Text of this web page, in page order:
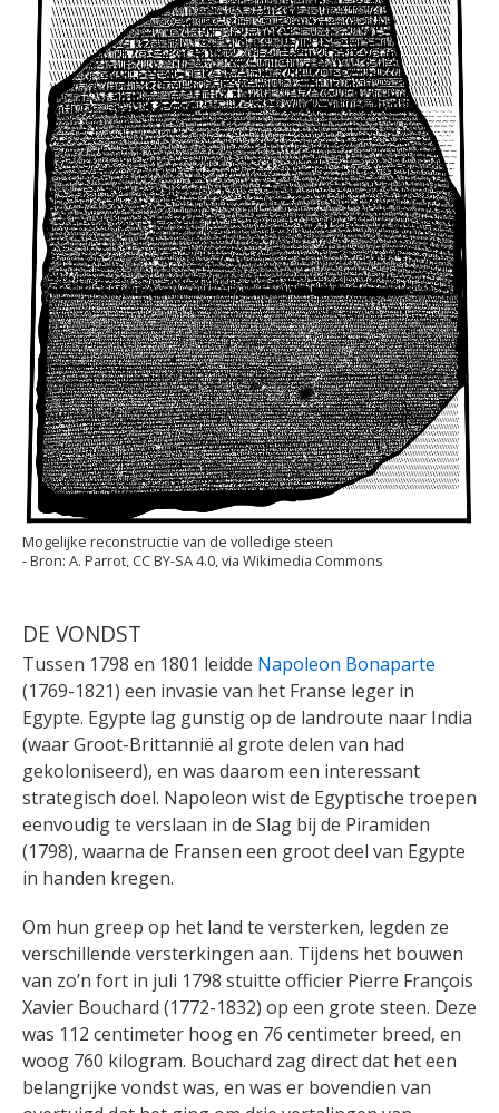
Mogelijke reconstructie van de volledige steen
A. Parrot, CC BY-SA 4.0, via Wikimedia Commons
DE VONDST
Tussen 1798 en 1801 leidde Napoleon Bonaparte
(1769-1821) een invasie van het Franse leger in
Egypte. Egypte lag gunstig op de landroute naar India
(waar Groot-Brittannië al grote delen van had
gekoloniseerd), en was daarom een interessant
strategisch doel. Napoleon wist de Egyptische troepen
eenvoudig te verslaan in de Slag bij de Piramiden
(1798), waarna de Fransen een groot deel van Egypte
in handen kregen.
Om hun greep op het land te versterken, legden ze
verschillende versterkingen aan. Tijdens het bouwen
van zo’n fort in juli 1798 stuitte officier Pierre François
Xavier Bouchard (1772-1832) op een grote steen. Deze
was 112 centimeter hoog en 76 centimeter breed, en
woog 760 kilogram. Bouchard zag direct dat het een
belangrijke vondst was, en was er bovendien van